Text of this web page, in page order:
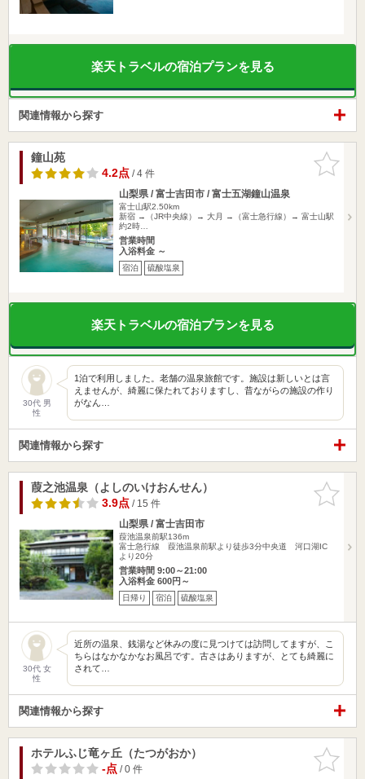
楽天トラベルの宿泊プランを見る
関連情報から探す
お気に入
りに追加
鐘山苑
4.2点/ 4 件
山梨県 / 富士吉田市 / 富士五湖鐘山温泉
富士山駅2.50km
新宿 →（JR中央線）→ 大月 →（富士急行線）→ 富士山駅
約2時…
営業時間
入浴料金 ～
宿泊 硫酸塩泉
楽天トラベルの宿泊プランを見る
30代 男
性
1泊で利用しました。老舗の温泉旅館です。施設は新しいとは言
えませんが、綺麗に保たれておりますし、昔ながらの施設の作り
がなん…
関連情報から探す
お気に入
りに追加
葭之池温泉（よしのいけおんせん）
3.9点/ 15 件
山梨県 / 富士吉田市
葭池温泉前駅136m
富士急行線 葭池温泉前駅より徒歩3分中央道 河口湖IC
より20分
営業時間 9:00～21:00
入浴料金 600円～
日帰り 宿泊 硫酸塩泉
30代 女
性
近所の温泉、銭湯など休みの度に見つけては訪問してますが、こ
ちらはなかなかなお風呂です。古さはありますが、とても綺麗に
されて…
関連情報から探す
お気に入
りに追加
ホテルふじ竜ヶ丘（たつがおか）
-点/ 0 件